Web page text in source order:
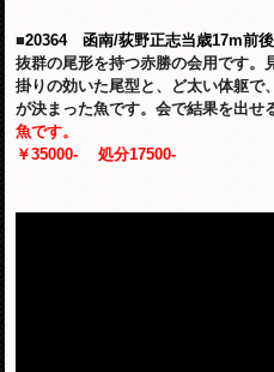
■20364 函南/荻野正志当歳17m前
抜群の尾形を持つ赤勝の会用です。
掛りの効いた尾型と、ど太い体躯で
が決まった魚です。会で結果を出せ
魚です。
￥35000-
処分17500-